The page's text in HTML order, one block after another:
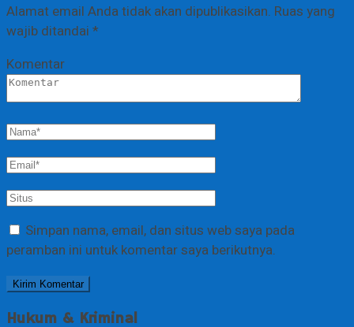
Alamat email Anda tidak akan dipublikasikan. Ruas yang
wajib ditandai *
Komentar
Simpan nama, email, dan situs web saya pada
peramban ini untuk komentar saya berikutnya.
Hukum & Kriminal